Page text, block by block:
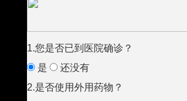
1.您是否已到医院确诊？
是
还没有
2.是否使用外用药物？